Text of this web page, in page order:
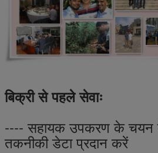
बिक्री से पहले सेवाः
---- सहायक उपकरण के चयन
तकनीकी डेटा प्रदान करें